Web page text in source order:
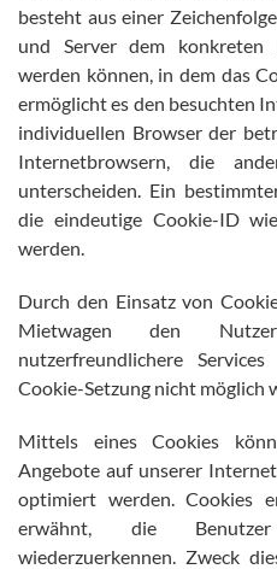
besteht aus einer
und Server dem konkreten
werden können, in dem das
ermöglicht es den besuchten
individuellen Browser der
Internetbrowsern, die
unterscheiden. Ein
die eindeutige Cookie-ID
werden.
Durch den Einsatz von
Mietwagen den
nutzerfreundlichere
Cookie-Setzung nicht möglich
Mittels eines Cookies
Angebote auf unserer
optimiert werden. Cookies
erwähnt, die
wiederzuerkennen. Zweck